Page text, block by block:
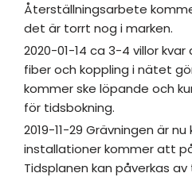
Återställningsarbete
det är torrt nog i marken.
2020-01-14 ca 3-4 villor
fiber och koppling i nätet
kommer ske löpande och
för tidsbokning.
2019-11-29 Grävningen är
installationer kommer att
Tidsplanen kan påverkas